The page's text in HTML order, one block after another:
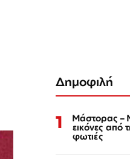
Δημοφιλή
1 Μάστορας –
εικόνες
φωτιές